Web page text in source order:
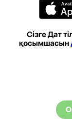
Сізге Дат
қосымшасын